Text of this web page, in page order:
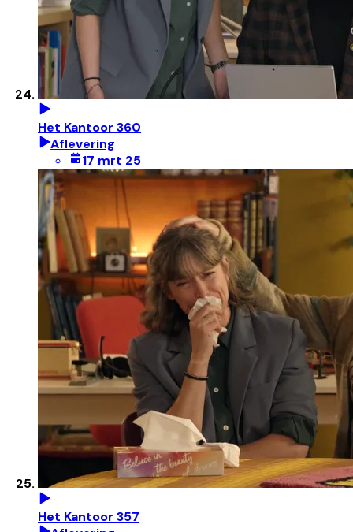
Het Kantoor 360
Aflevering
17 mrt 25
Het Kantoor 357